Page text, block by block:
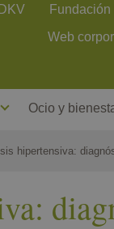
Web
Ocio y
hipertensiva: